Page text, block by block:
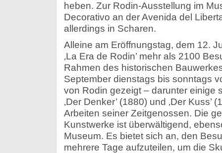
heben. Zur Rodin-Ausstellung im
Decorativo an der Avenida del
allerdings in Scharen.
Alleine am Eröffnungstag, dem 12.
‚La Era de Rodin’ mehr als 2100
Rahmen des historischen
September dienstags bis sonntags
von Rodin gezeigt – darunter einige
‚Der Denker’ (1880) und ‚Der Kuss’
Arbeiten seiner Zeitgenossen. Die
Kunstwerke ist überwältigend,
Museum. Es bietet sich an, den
mehrere Tage aufzuteilen, um die